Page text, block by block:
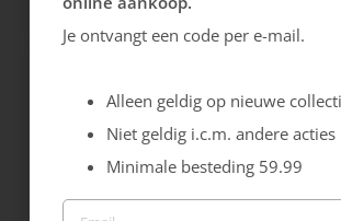
Je ontvangt een code per e-mail.
Alleen geldig op nieuwe
Niet geldig i.c.m. andere acties
Minimale besteding 59.99